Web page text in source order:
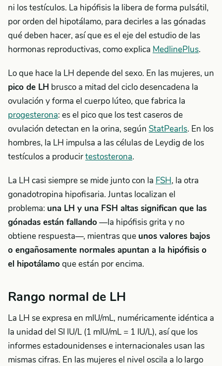
ni los testículos. La hipófisis la libera de forma pulsátil,
por orden del hipotálamo, para decirles a las gónadas
qué deben hacer, así que es el eje del estudio de las
hormonas reproductivas, como explica MedlinePlus.
Lo que hace la LH depende del sexo. En las mujeres, un
pico de LH brusco a mitad del ciclo desencadena la
ovulación y forma el cuerpo lúteo, que fabrica la
progesterona: es el pico que los test caseros de
ovulación detectan en la orina, según StatPearls. En los
hombres, la LH impulsa a las células de Leydig de los
testículos a producirtestosterona.
La LH casi siempre se mide junto con la FSH, la otra
gonadotropina hipofisaria. Juntas localizan el
problema: una LH y una FSH altas significan que las
gónadas están fallando—la hipófisis grita y no
obtiene respuesta—, mientras que unos valores bajos
o engañosamente normales apuntan a la hipófisis o
el hipotálamoque están por encima.
Rango normal de LH
La LH se expresa en mIU/mL, numéricamente idéntica a
la unidad del SI IU/L (1 mIU/mL = 1 IU/L), así que los
informes estadounidenses e internacionales usan las
mismas cifras. En las mujeres el nivel oscila a lo largo